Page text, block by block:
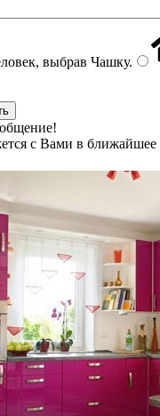
выбрав Чашку.
с Вами в ближайшее